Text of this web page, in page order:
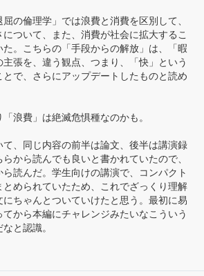
の倫理学」では浪費と消費を区別して、
ついて、また、消費が社会に拡大するこ
た。こちらの「手段からの解放」は、「暇
張を、違う観点、つまり、「快」という
で、さらにアップデートしたものと読め
「浪費」は絶滅危惧種なのかも。
、同じ内容の前半は論文、後半は講演録
から読んでも良いと書かれていたので、
読んだ。学生向けの講演で、コンパクト
められていたため、これでざっくり理解
にちゃんとついていけたと思う。最初に易
てから本編にチャレンジみたいなこういう
と認識。